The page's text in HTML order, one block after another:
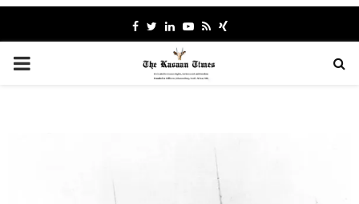
Facebook
TwitterLinkedinYoutube
RssXing
PRIMARY